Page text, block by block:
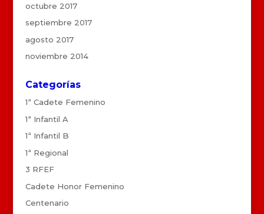
octubre 2017
septiembre 2017
agosto 2017
noviembre 2014
Categorías
1ª Cadete Femenino
1ª Infantil A
1ª Infantil B
1ª Regional
3 RFEF
Cadete Honor Femenino
Centenario